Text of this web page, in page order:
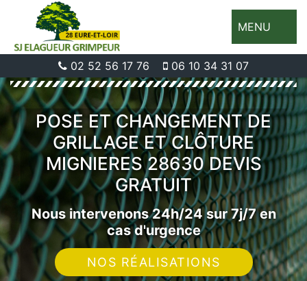
MENU
02 52 56 17 76 06 10 34 31 07
POSE ET CHANGEMENT DE
GRILLAGE ET CLÔTURE
MIGNIERES 28630 DEVIS
GRATUIT
Nous intervenons 24h/24 sur 7j/7 en
cas d'urgence
NOS RÉALISATIONS